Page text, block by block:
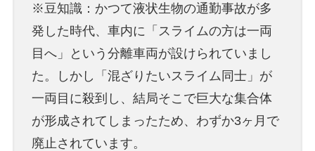
※豆知識：かつて液状生物の通勤事故が多
発した時代、車内に「スライムの方は一両
目へ」という分離車両が設けられていまし
た。しかし「混ざりたいスライム同士」が
一両目に殺到し、結局そこで巨大な集合体
が形成されてしまったため、わずか3ヶ月で
廃止されています。